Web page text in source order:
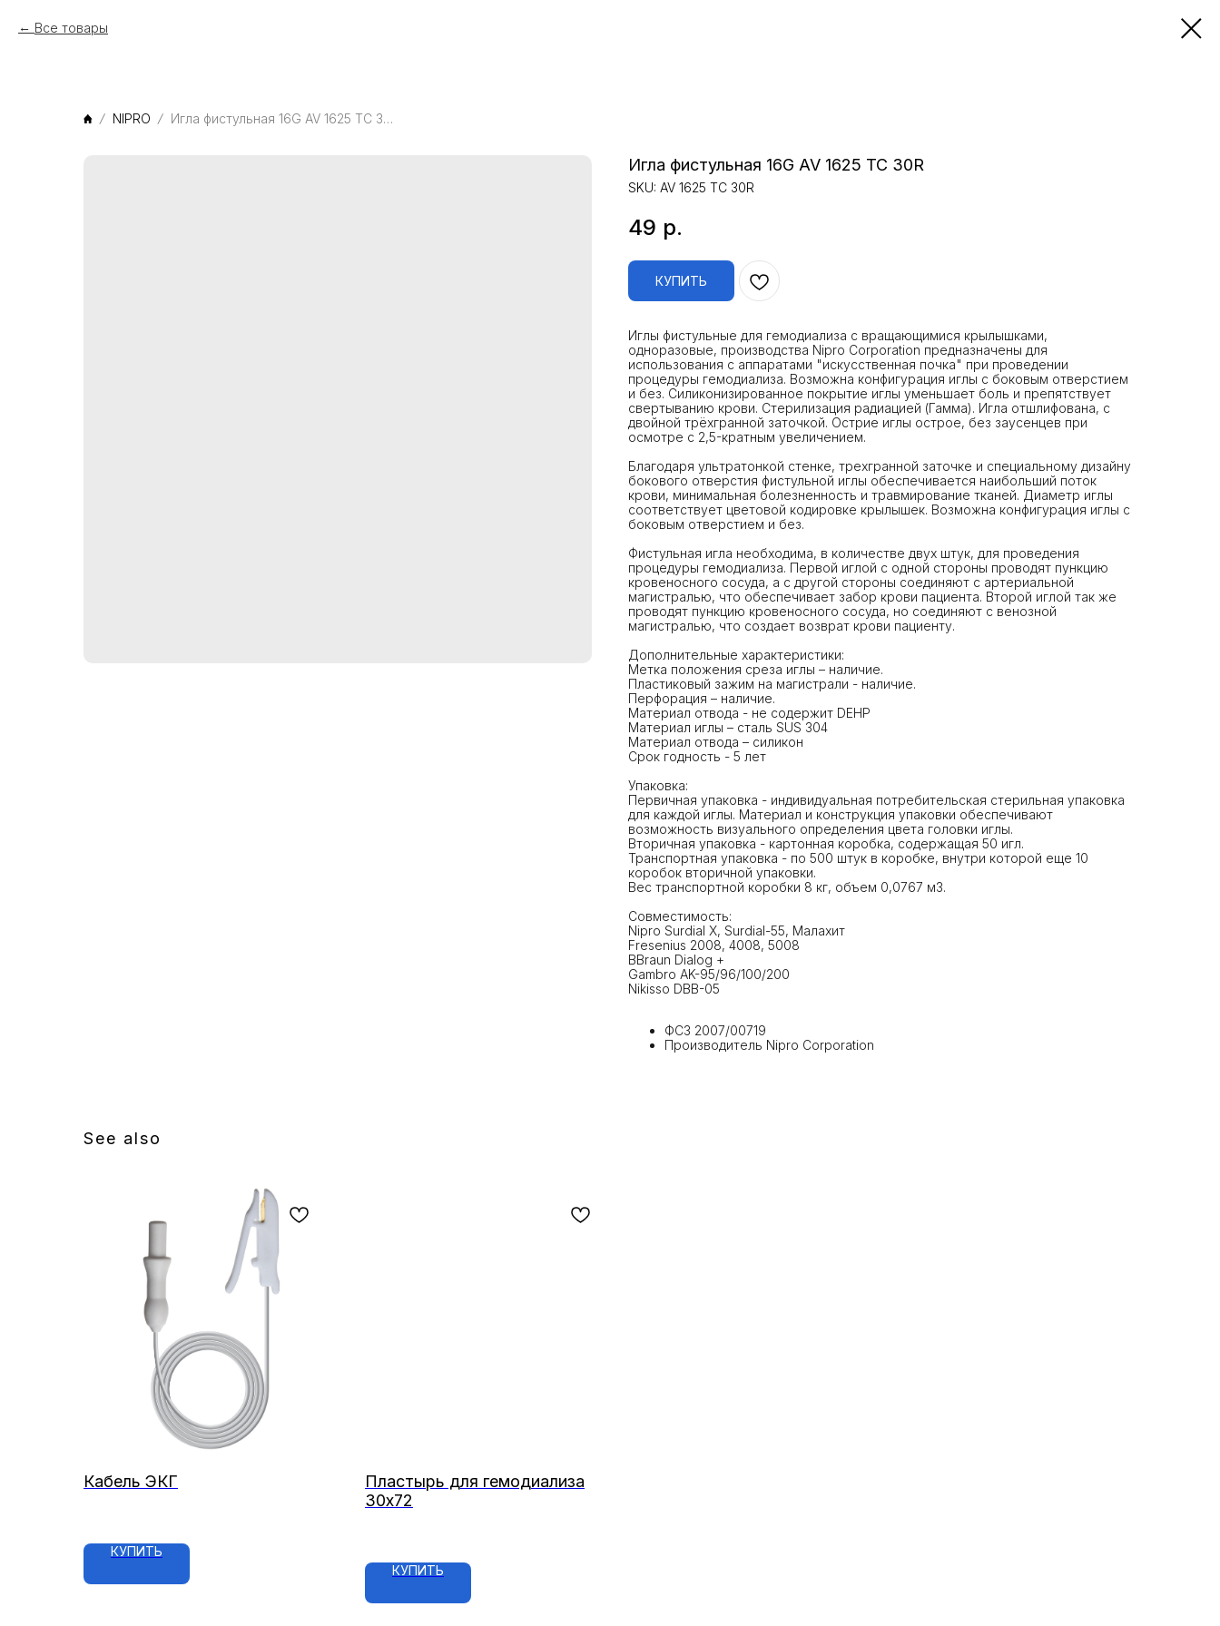
Все товары
NIPRO Игла фистульная 16G AV 1625 TC 30R
Игла фистульная 16G AV 1625 TC 30R
SKU: AV 1625 TC 30R
49 р.
КУПИТЬ
Иглы фистульные для гемодиализа с вращающимися крылышками,
одноразовые, производства Nipro Corporation предназначены для
использования с аппаратами "искусственная почка" при проведении
процедуры гемодиализа. Возможна конфигурация иглы с боковым отверстием
и без. Силиконизированное покрытие иглы уменьшает боль и препятствует
свертыванию крови. Стерилизация радиацией (Гамма). Игла отшлифована, с
двойной трёхгранной заточкой. Острие иглы острое, без заусенцев при
осмотре с 2,5-кратным увеличением.
Благодаря ультратонкой стенке, трехгранной заточке и специальному дизайну
бокового отверстия фистульной иглы обеспечивается наибольший поток
крови, минимальная болезненность и травмирование тканей. Диаметр иглы
соответствует цветовой кодировке крылышек. Возможна конфигурация иглы с
боковым отверстием и без.
Фистульная игла необходима, в количестве двух штук, для проведения
процедуры гемодиализа. Первой иглой с одной стороны проводят пункцию
кровеносного сосуда, а c другой стороны соединяют с артериальной
магистралью, что обеспечивает забор крови пациента. Второй иглой так же
проводят пункцию кровеносного сосуда, но соединяют с венозной
магистралью, что создает возврат крови пациенту.
Дополнительные характеристики:
Метка положения среза иглы – наличие.
Пластиковый зажим на магистрали - наличие.
Перфорация – наличие.
Материал отвода - не содержит DEHP
Материал иглы – сталь SUS 304
Материал отвода – силикон
Срок годность - 5 лет
Упаковка:
Первичная упаковка - индивидуальная потребительская стерильная упаковка
для каждой иглы. Материал и конструкция упаковки обеспечивают
возможность визуального определения цвета головки иглы.
Вторичная упаковка - картонная коробка, содержащая 50 игл.
Транспортная упаковка - по 500 штук в коробке, внутри которой еще 10
коробок вторичной упаковки.
Вес транспортной коробки 8 кг, объем 0,0767 м3.
Совместимость:
Nipro Surdial X, Surdial-55, Малахит
Fresenius 2008, 4008, 5008
BBraun Dialog +
Gambro AK-95/96/100/200
Nikisso DBB-05
ФСЗ 2007/00719
Производитель Nipro Corporation
See also
Кабель ЭКГ
КУПИТЬ
Пластырь для гемодиализа
30х72
КУПИТЬ